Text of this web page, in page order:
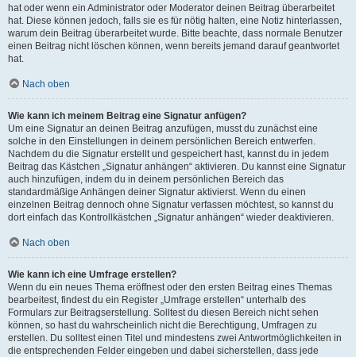
hat oder wenn ein Administrator oder Moderator deinen Beitrag überarbeitet
hat. Diese können jedoch, falls sie es für nötig halten, eine Notiz hinterlassen,
warum dein Beitrag überarbeitet wurde. Bitte beachte, dass normale Benutzer
einen Beitrag nicht löschen können, wenn bereits jemand darauf geantwortet
hat.
Nach oben
Wie kann ich meinem Beitrag eine Signatur anfügen?
Um eine Signatur an deinen Beitrag anzufügen, musst du zunächst eine
solche in den Einstellungen in deinem persönlichen Bereich entwerfen.
Nachdem du die Signatur erstellt und gespeichert hast, kannst du in jedem
Beitrag das Kästchen „Signatur anhängen“ aktivieren. Du kannst eine Signatur
auch hinzufügen, indem du in deinem persönlichen Bereich das
standardmäßige Anhängen deiner Signatur aktivierst. Wenn du einen
einzelnen Beitrag dennoch ohne Signatur verfassen möchtest, so kannst du
dort einfach das Kontrollkästchen „Signatur anhängen“ wieder deaktivieren.
Nach oben
Wie kann ich eine Umfrage erstellen?
Wenn du ein neues Thema eröffnest oder den ersten Beitrag eines Themas
bearbeitest, findest du ein Register „Umfrage erstellen“ unterhalb des
Formulars zur Beitragserstellung. Solltest du diesen Bereich nicht sehen
können, so hast du wahrscheinlich nicht die Berechtigung, Umfragen zu
erstellen. Du solltest einen Titel und mindestens zwei Antwortmöglichkeiten in
die entsprechenden Felder eingeben und dabei sicherstellen, dass jede